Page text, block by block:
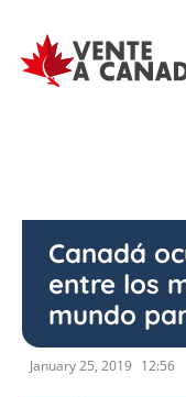
Canadá
entre los
mundo
January 25, 2019 12:56